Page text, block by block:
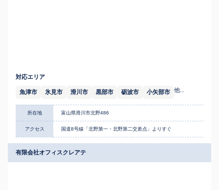
対応エリア
魚津市 氷見市 滑川市 黒部市 砺波市 小矢部市 他...
所在地 富山県滑川市北野486
アクセス 国道8号線「北野第一・北野第二交差点」よりすぐ
有限会社オフィスクレアテ